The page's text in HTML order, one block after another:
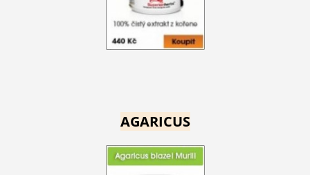
AGARICUS